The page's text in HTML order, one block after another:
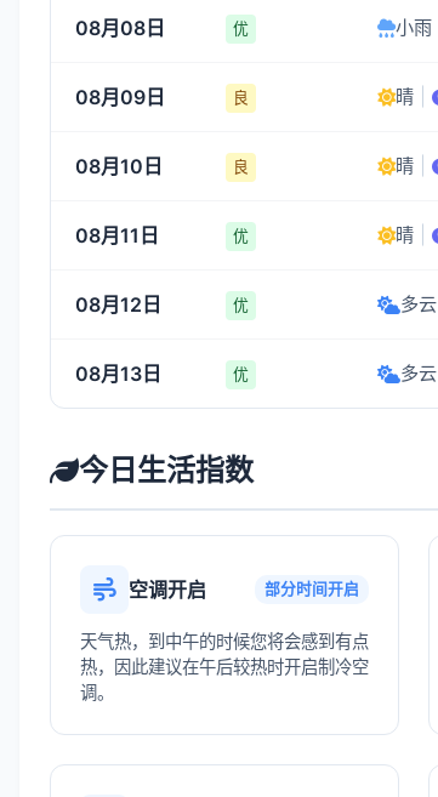
08月08日 优 小雨
08月09日 良 晴
08月10日 良 晴
08月11日 优 晴
08月12日 优 多云
08月13日 优 多云
今日生活指数
空调开启 部分时间开启
天气热，到中午的时候您将会感到有点
热，因此建议在午后较热时开启制冷空
调。